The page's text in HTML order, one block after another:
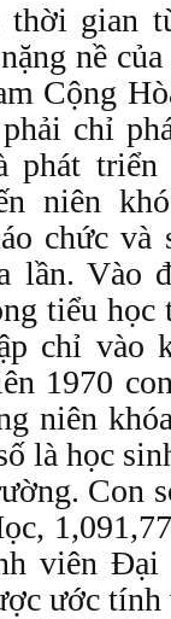
thời gian
nề
Cộng
chỉ
phát
niên
chức và
lần. Vào
tiểu
chỉ vào
1970
niên
là học
Con
viên
ước tính